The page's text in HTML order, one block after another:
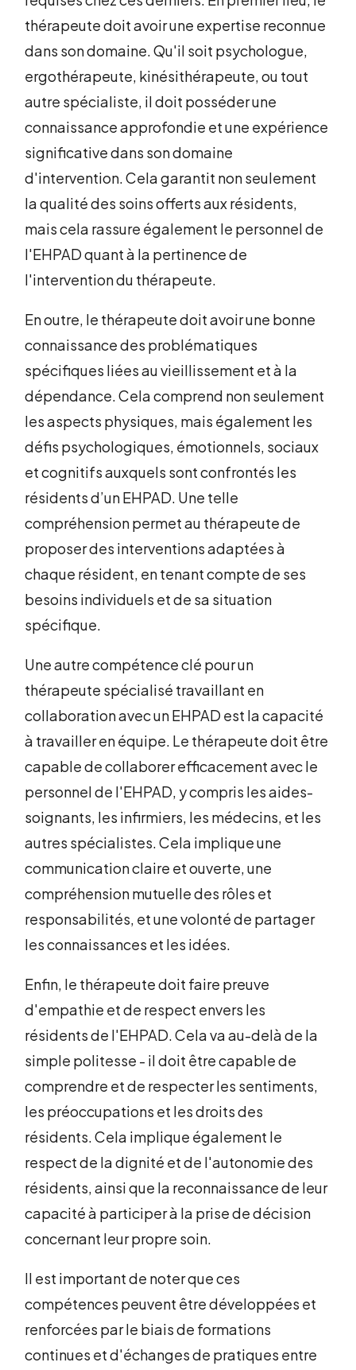
thérapeute doit avoir une expertise reconnue
dans son domaine. Qu'il soit psychologue,
ergothérapeute, kinésithérapeute, ou tout
autre spécialiste, il doit posséder une
connaissance approfondie et une expérience
significative dans son domaine
d'intervention. Cela garantit non seulement
la qualité des soins offerts aux résidents,
mais cela rassure également le personnel de
l'EHPAD quant à la pertinence de
l'intervention du thérapeute.
En outre, le thérapeute doit avoir une bonne
connaissance des problématiques
spécifiques liées au vieillissement et à la
dépendance. Cela comprend non seulement
les aspects physiques, mais également les
défis psychologiques, émotionnels, sociaux
et cognitifs auxquels sont confrontés les
résidents d’un EHPAD. Une telle
compréhension permet au thérapeute de
proposer des interventions adaptées à
chaque résident, en tenant compte de ses
besoins individuels et de sa situation
spécifique.
Une autre compétence clé pour un
thérapeute spécialisé travaillant en
collaboration avec un EHPAD est la capacité
à travailler en équipe. Le thérapeute doit être
capable de collaborer efficacement avec le
personnel de l'EHPAD, y compris les aides-
soignants, les infirmiers, les médecins, et les
autres spécialistes. Cela implique une
communication claire et ouverte, une
compréhension mutuelle des rôles et
responsabilités, et une volonté de partager
les connaissances et les idées.
Enfin, le thérapeute doit faire preuve
d'empathie et de respect envers les
résidents de l'EHPAD. Cela va au-delà de la
simple politesse - il doit être capable de
comprendre et de respecter les sentiments,
les préoccupations et les droits des
résidents. Cela implique également le
respect de la dignité et de l'autonomie des
résidents, ainsi que la reconnaissance de leur
capacité à participer à la prise de décision
concernant leur propre soin.
Il est important de noter que ces
compétences peuvent être développées et
renforcées par le biais de formations
continues et d'échanges de pratiques entre